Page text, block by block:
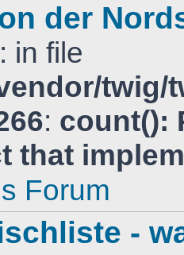
der
: in file
: count():
that
Forum
-